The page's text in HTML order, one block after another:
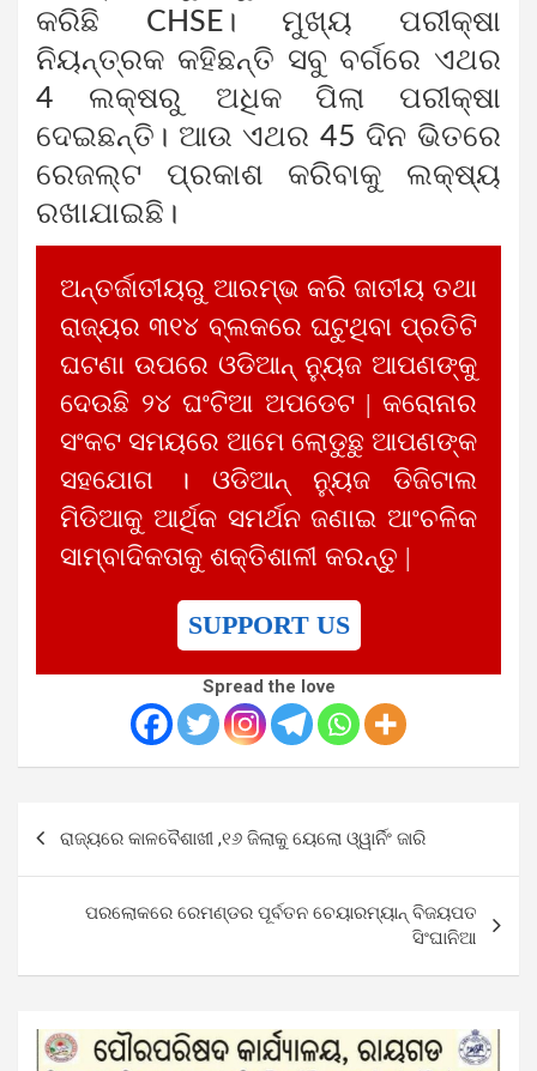
କରିଛି CHSE। ମୁଖ୍ୟ ପରୀକ୍ଷା
ନିୟନ୍ତ୍ରକ କହିଛନ୍ତି ସବୁ ବର୍ଗରେ ଏଥର
4 ଲକ୍ଷରୁ ଅଧିକ ପିଲା ପରୀକ୍ଷା
ଦେଇଛନ୍ତି। ଆଉ ଏଥର 45 ଦିନ ଭିତରେ
ରେଜଲ୍ଟ ପ୍ରକାଶ କରିବାକୁ ଲକ୍ଷ୍ୟ
ରଖାଯାଇଛି।
ଅନ୍ତର୍ଜାତୀୟରୁ ଆରମ୍ଭ କରି ଜାତୀୟ ତଥା
ରାଜ୍ୟର ୩୧୪ ବ୍ଲକରେ ଘଟୁଥିବା ପ୍ରତିଟି
ଘଟଣା ଉପରେ ଓଡିଆନ୍ ନ୍ୟୁଜ ଆପଣଙ୍କୁ
ଦେଉଛି ୨୪ ଘଂଟିଆ ଅପଡେଟ | କରୋନାର
ସଂକଟ ସମୟରେ ଆମେ ଲୋଡୁଛୁ ଆପଣଙ୍କ
ସହଯୋଗ । ଓଡିଆନ୍ ନ୍ୟୁଜ ଡିଜିଟାଲ
ମିଡିଆକୁ ଆର୍ଥିକ ସମର୍ଥନ ଜଣାଇ ଆଂଚଳିକ
ସାମ୍ବାଦିକତାକୁ ଶକ୍ତିଶାଳୀ କରନ୍ତୁ |
SUPPORT US
Spread the love
navigation
ରାଜ୍ୟରେ କାଳବୈଶାଖୀ ,୧୬ ଜିଲାକୁ ୟେଲୋ ଓ୍ୱାର୍ନିଂ ଜାରି
ପରଲୋକରେ ରେମଣ୍ଡର ପୂର୍ବତନ ଚେୟାରମ୍ୟାନ୍ ବିଜୟପତ
ସିଂଘାନିଆ